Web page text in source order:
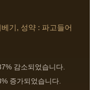
기, 성약 : 파고들어
감소되었습니다.
증가되었습니다.